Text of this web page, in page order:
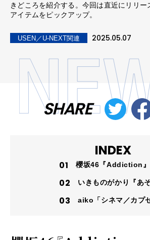
きどころを紹介する。今回は直近にリリー
アイテムをピックアップ。
USEN／U-NEXT関連 2025.05.07
SHARE
INDEX
櫻坂46『Addiction』
いきものがかり『あそ
aiko「シネマ／カプ